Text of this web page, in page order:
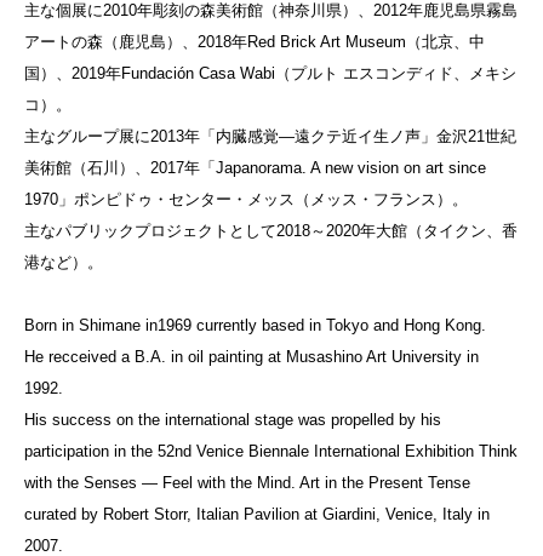
主な個展に2010年彫刻の森美術館（神奈川県）、2012年鹿児島県霧島
アートの森（鹿児島）、2018年Red Brick Art Museum（北京、中
国）、2019年Fundación Casa Wabi（プルト エスコンディド、メキシ
コ）。
主なグループ展に2013年「内臓感覚―遠クテ近イ生ノ声」金沢21世紀
美術館（石川）、2017年「Japanorama. A new vision on art since
1970」ポンピドゥ・センター・メッス（メッス・フランス）。
主なパブリックプロジェクトとして2018～2020年大館（タイクン、香
港など）。
Born in Shimane in1969 currently based in Tokyo and Hong Kong.
He recceived a B.A. in oil painting at Musashino Art University in
1992.
His success on the international stage was propelled by his
participation in the 52nd Venice Biennale International Exhibition Think
with the Senses ― Feel with the Mind. Art in the Present Tense
curated by Robert Storr, Italian Pavilion at Giardini, Venice, Italy in
2007.